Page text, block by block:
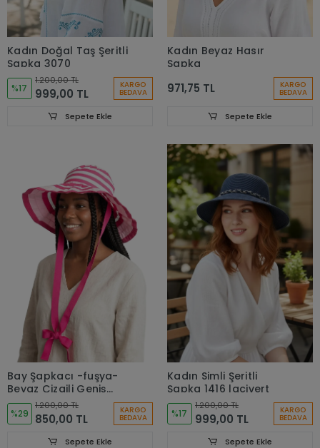
Kadın Doğal Taş Şeritli
Şapka 3070
%17
1.200,00 TL
999,00 TL
KARGO
BEDAVA
Sepete Ekle
Kadın Beyaz Hasır
Şapka
971,75 TL KARGO
BEDAVA
Sepete Ekle
Bay Şapkacı -fuşya-
Beyaz Çizgili Geniş
Kenarlı Kumaş Plaj
Şapkası - Fiyonklu
Kurdele Detaylı-5377
%29
1.200,00 TL
850,00 TL
KARGO
BEDAVA
Sepete Ekle
Kadın Simli Şeritli
Şapka 1416 lacivert
%17
1.200,00 TL
999,00 TL
KARGO
BEDAVA
Sepete Ekle